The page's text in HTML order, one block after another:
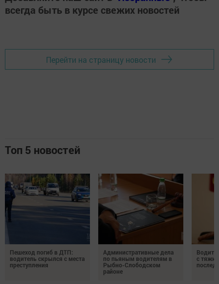
всегда быть в курсе свежих новостей
Перейти на страницу новости
Топ 5 новостей
Пешеход погиб в ДТП:
водитель скрылся с места
преступления
Административные дела
по пьяным водителям в
Рыбно-Слободском
районе
с